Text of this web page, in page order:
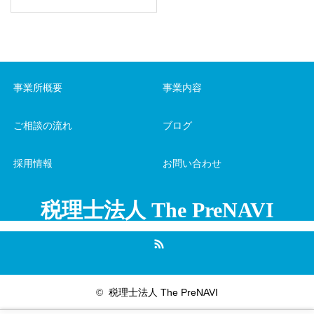
事業所概要 事業内容
ご相談の流れ ブログ
採用情報 お問い合わせ
税理士法人 The PreNAVI
© 税理士法人 The PreNAVI